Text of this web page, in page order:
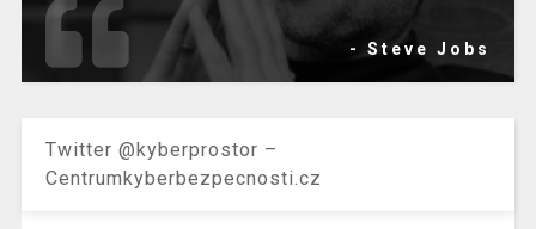
- Steve Jobs
Twitter @kyberprostor –
Centrumkyberbezpecnosti.cz